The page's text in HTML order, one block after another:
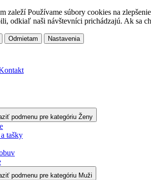
zaleží Používame súbory cookies na
odkiaľ naši návštevníci prichádzajú. Ak sa
Odmietam Nastavenia
podmenu pre kategóriu Ženy
tašky
podmenu pre kategóriu Muži